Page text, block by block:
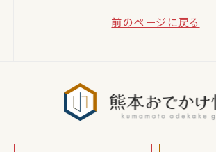
前のページに戻る